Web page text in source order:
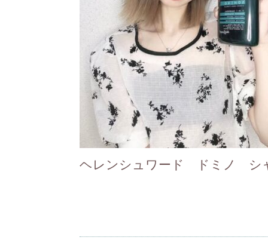
ヘレンシュワード ドミノ シ